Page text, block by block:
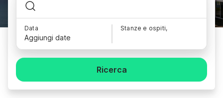
Data
Aggiungi date
Stanze e ospiti,
Ricerca